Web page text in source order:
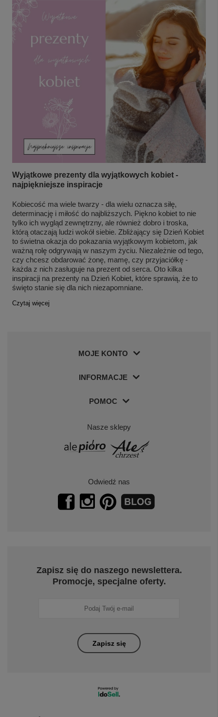
Wyjątkowe prezenty dla wyjątkowych kobiet -
najpiękniejsze inspiracje
Kobiecość ma wiele twarzy - dla wielu oznacza siłę,
determinację i miłość do najbliższych. Piękno kobiet to nie
tylko ich wygląd zewnętrzny, ale również dobro i troska,
którą otaczają ludzi wokół siebie. Zbliżający się Dzień Kobiet
to świetna okazja do pokazania wyjątkowym kobietom, jak
ważną rolę odgrywają w naszym życiu. Niezależnie od tego,
czy chcesz obdarować żonę, mamę, czy przyjaciółkę -
każda z nich zasługuje na prezent od serca. Oto kilka
inspiracji na prezenty na Dzień Kobiet, które sprawią, że to
święto stanie się dla nich niezapomniane.
Czytaj więcej
MOJE KONTO
INFORMACJE
POMOC
Nasze sklepy
Odwiedź nas
Zapisz się do naszego newslettera.
Promocje, specjalne oferty.
Zapisz się